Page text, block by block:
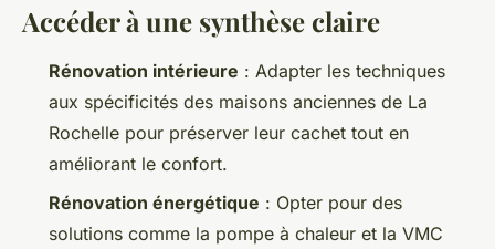
Pourquoi choisir une
entreprise de rénovation à La
Rochelle pour vos projets ?
29/06/2026 07:33
Accéder à une synthèse claire
Rénovation intérieure : Adapter les techniques
aux spécificités des maisons anciennes de La
Rochelle pour préserver leur cachet tout en
améliorant le confort.
Rénovation énergétique : Opter pour des
solutions comme la pompe à chaleur et la VMC